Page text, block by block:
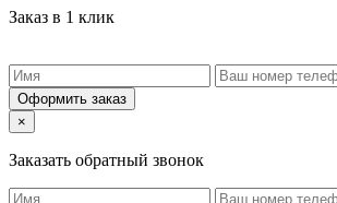
Заказ в 1 клик
Оформить заказ
×
Заказать обратный звонок